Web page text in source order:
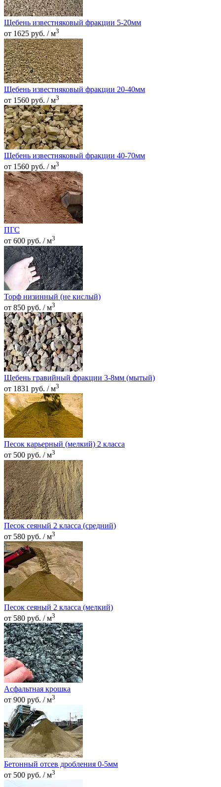
Щебень известняковый фракции 5-20мм
от 1625 руб. / м3
Щебень известняковый фракции 20-40мм
от 1560 руб. / м3
Щебень известняковый фракции 40-70мм
от 1560 руб. / м3
ПГС
от 600 руб. / м3
Торф низинный (не кислый)
от 850 руб. / м3
Щебень гравийный фракции 3-8мм (мытый)
от 1831 руб. / м3
Песок карьерный (мелкий) 2 класса
от 500 руб. / м3
Песок сеяный 2 класса (средний)
от 580 руб. / м3
Песок сеяный 2 класса (мелкий)
от 580 руб. / м3
Асфальтная крошка
от 900 руб. / м3
Бетонный отсев дробления 0-5мм
от 500 руб. / м3